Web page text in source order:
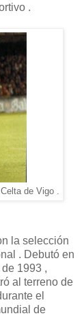
.
de Vigo .
la selección
. Debutó en
1993 ,
al terreno de
el
de